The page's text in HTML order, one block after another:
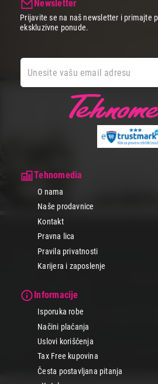
Tehnomedia
O nama
Naše prodavnice
Kontakt
Pravna lica
Pravila privatnosti
Karijera i zaposlenje
Informacije
Isporuka robe
Načini plaćanja
Uslovi korišćenja
Tax Free kupovina
Česta postavljana pitanja
Newsletter
Prijavite se na naš newsletter i primajte
ekskluzivne ponude.